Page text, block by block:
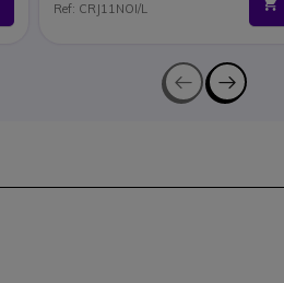
Ref: CRJ11NOI/L